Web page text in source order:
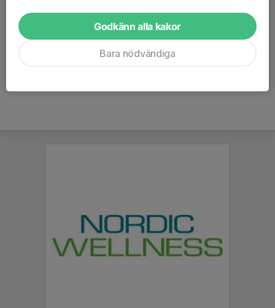
Position
Back
Ålder
18 år
Malmö Redhawks
Godkänn alla kakor
Bara nödvändiga